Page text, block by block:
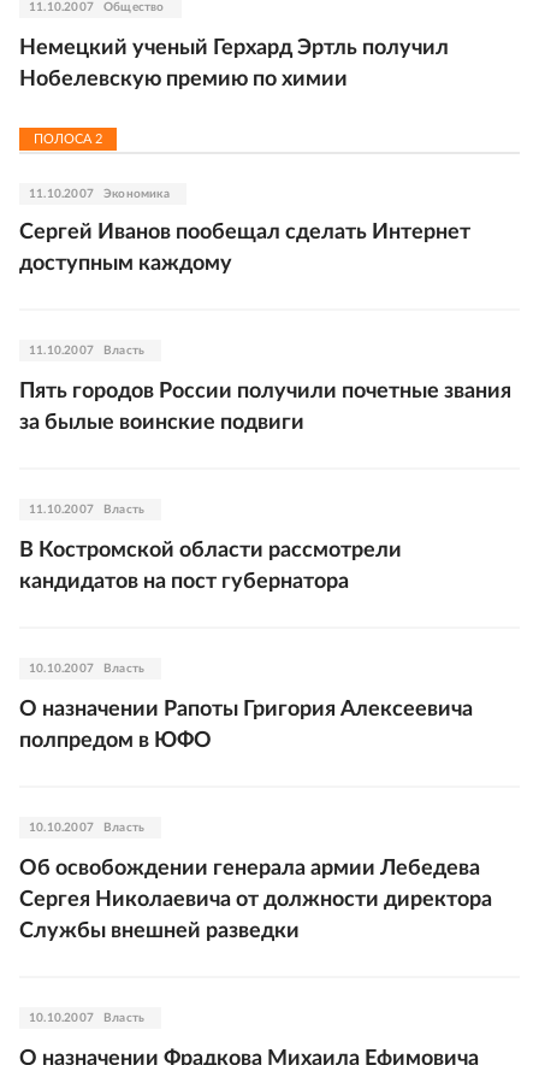
11.10.2007 Общество
Немецкий ученый Герхард Эртль получил
Нобелевскую премию по химии
ПОЛОСА 2
11.10.2007 Экономика
Сергей Иванов пообещал сделать Интернет
доступным каждому
11.10.2007 Власть
Пять городов России получили почетные звания
за былые воинские подвиги
11.10.2007 Власть
В Костромской области рассмотрели
кандидатов на пост губернатора
10.10.2007 Власть
О назначении Рапоты Григория Алексеевича
полпредом в ЮФО
10.10.2007 Власть
Об освобождении генерала армии Лебедева
Сергея Николаевича от должности директора
Службы внешней разведки
10.10.2007 Власть
О назначении Фрадкова Михаила Ефимовича